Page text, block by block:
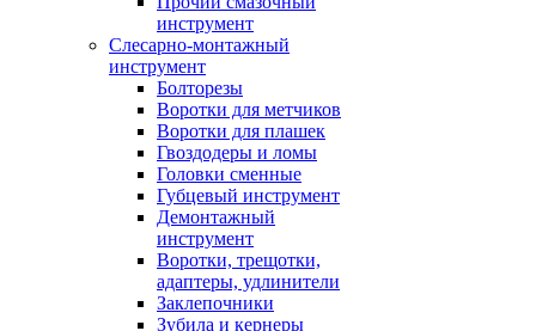
инструмент
Слесарно-монтажный
инструмент
Болторезы
Воротки для метчиков
Воротки для плашек
Гвоздодеры и ломы
Головки сменные
Губцевый инструмент
Демонтажный
инструмент
Воротки, трещотки,
адаптеры, удлинители
Заклепочники
Зубила и кернеры